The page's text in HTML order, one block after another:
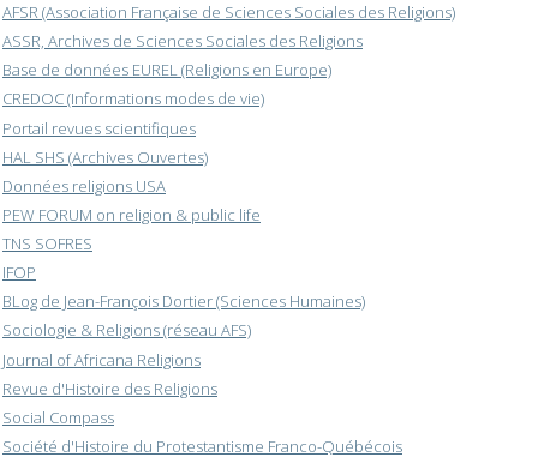
AFSR (Association Française de Sciences Sociales des Religions)
ASSR, Archives de Sciences Sociales des Religions
Base de données EUREL (Religions en Europe)
CREDOC (Informations modes de vie)
Portail revues scientifiques
HAL SHS (Archives Ouvertes)
Données religions USA
PEW FORUM on religion & public life
TNS SOFRES
IFOP
BLog de Jean-François Dortier (Sciences Humaines)
Sociologie & Religions (réseau AFS)
Journal of Africana Religions
Revue d'Histoire des Religions
Social Compass
Société d'Histoire du Protestantisme Franco-Québécois